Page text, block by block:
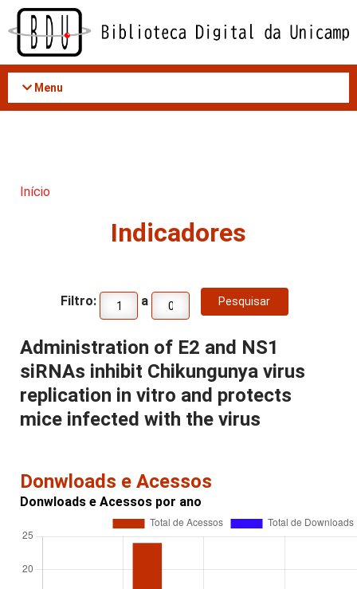
Acessar
conteúdo
Menu
Início
Indicadores
Filtro: a
Administration of E2 and NS1
siRNAs inhibit Chikungunya virus
replication in vitro and protects
mice infected with the virus
Donwloads e Acessos
Donwloads e Acessos por ano